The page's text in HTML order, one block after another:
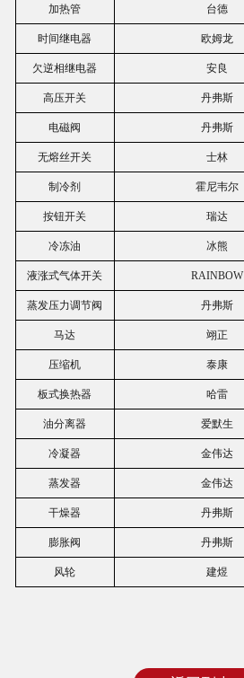
加热管 台德
时间继电器 欧姆龙
欠逆相继电器 安良
高压开关 丹弗斯
电磁阀 丹弗斯
无熔丝开关 士林
制冷剂 霍尼韦尔
按钮开关 瑞达
冷冻油 冰熊
液涨式气体开关 RAINBOW
蒸发压力调节阀 丹弗斯
马达 翊正
压缩机 泰康
板式换热器 哈雷
油分离器 爱默生
冷凝器 金伟达
蒸发器 金伟达
干燥器 丹弗斯
膨胀阀 丹弗斯
风轮 建煜